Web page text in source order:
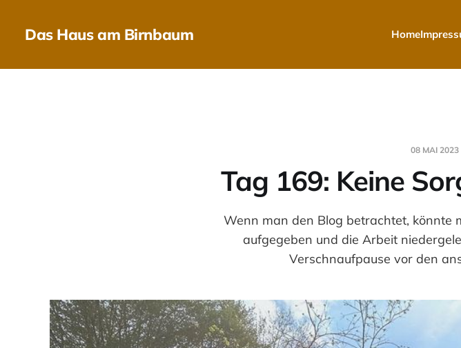
Das Haus am Birnbaum Home
08 MAI 2023
Tag 169: Keine
Wenn man den Blog betrachtet, könnte
aufgegeben und die Arbeit
Verschnaufpause vor den